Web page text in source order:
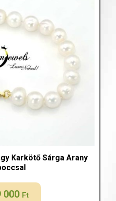
Karkötő Sárga Arany
000 Ft